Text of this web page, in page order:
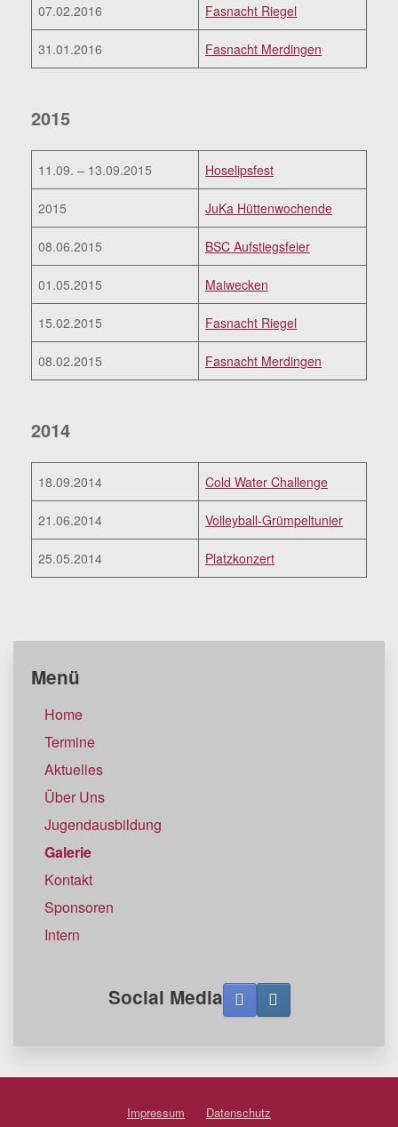
07.02.2016 Fasnacht Riegel
31.01.2016 Fasnacht Merdingen
2015
11.09. – 13.09.2015 Hoselipsfest
2015 JuKa Hüttenwochende
08.06.2015 BSC Aufstiegsfeier
01.05.2015 Maiwecken
15.02.2015 Fasnacht Riegel
08.02.2015 Fasnacht Merdingen
2014
18.09.2014 Cold Water Challenge
21.06.2014 Volleyball-Grümpeltunier
25.05.2014 Platzkonzert
Menü
Home
Termine
Aktuelles
Über Uns
Jugendausbildung
Galerie
Kontakt
Sponsoren
Intern
Social Media
Impressum Datenschutz